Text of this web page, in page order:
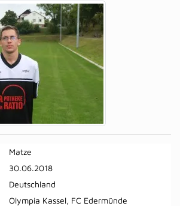
Matze
30.06.2018
Deutschland
Olympia Kassel, FC Edermünde